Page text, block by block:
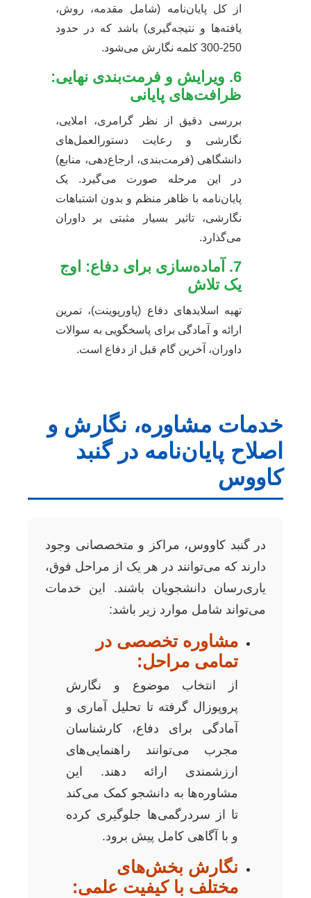
از کل پایان‌نامه (شامل مقدمه، روش،
یافته‌ها و نتیجه‌گیری) باشد که در حدود
250-300 کلمه نگارش می‌شود.
6. ویرایش و فرمت‌بندی نهایی:
ظرافت‌های پایانی
بررسی دقیق از نظر گرامری، املایی،
نگارشی و رعایت دستورالعمل‌های
دانشگاهی (فرمت‌بندی، ارجاع‌دهی، منابع)
در این مرحله صورت می‌گیرد. یک
پایان‌نامه با ظاهر منظم و بدون اشتباهات
نگارشی، تاثیر بسیار مثبتی بر داوران
می‌گذارد.
7. آماده‌سازی برای دفاع: اوج
یک تلاش
تهیه اسلاید‌های دفاع (پاورپوینت)، تمرین
ارائه و آمادگی برای پاسخگویی به سوالات
داوران، آخرین گام قبل از دفاع است.
خدمات مشاوره، نگارش و
اصلاح پایان‌نامه در گنبد
کاووس
در گنبد کاووس، مراکز و متخصصانی وجود
دارند که می‌توانند در هر یک از مراحل فوق،
یاری‌رسان دانشجویان باشند. این خدمات
می‌تواند شامل موارد زیر باشد:
مشاوره تخصصی در
تمامی مراحل:
از انتخاب موضوع و نگارش
پروپوزال گرفته تا تحلیل آماری و
آمادگی برای دفاع، کارشناسان
مجرب می‌توانند راهنمایی‌های
ارزشمندی ارائه دهند. این
مشاوره‌ها به دانشجو کمک می‌کند
تا از سردرگمی‌ها جلوگیری کرده
و با آگاهی کامل پیش برود.
نگارش بخش‌های
مختلف با کیفیت علمی: